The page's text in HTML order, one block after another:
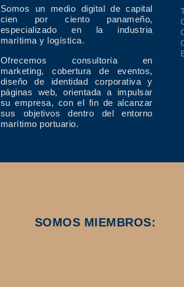
Somos un medio digital de capital
cien por ciento panameño,
especializado en la industria
marítima y logística.
Ofrecemos consultoría en
marketing, cobertura de eventos,
diseño de identidad corporativa y
páginas web, orientada a impulsar
su empresa, con el fin de alcanzar
sus objetivos dentro del entorno
marítimo portuario.
SOMOS MIEMBROS: